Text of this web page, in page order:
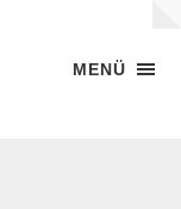
MENÜ